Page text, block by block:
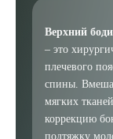
Верхний
– это
плечевого
спины.
мягких
коррекцию
подтяжку